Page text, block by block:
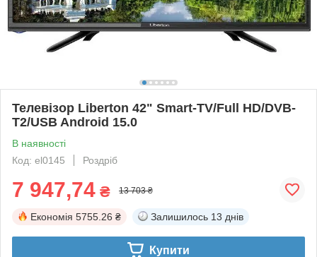
Телевізор Liberton 42" Smart-TV/Full HD/DVB-
T2/USB Android 15.0
В наявності
Код: el0145
Роздріб
7 947,74 ₴ 13 703 ₴
Економія 5755.26 ₴ Залишилось 13 днів
Купити